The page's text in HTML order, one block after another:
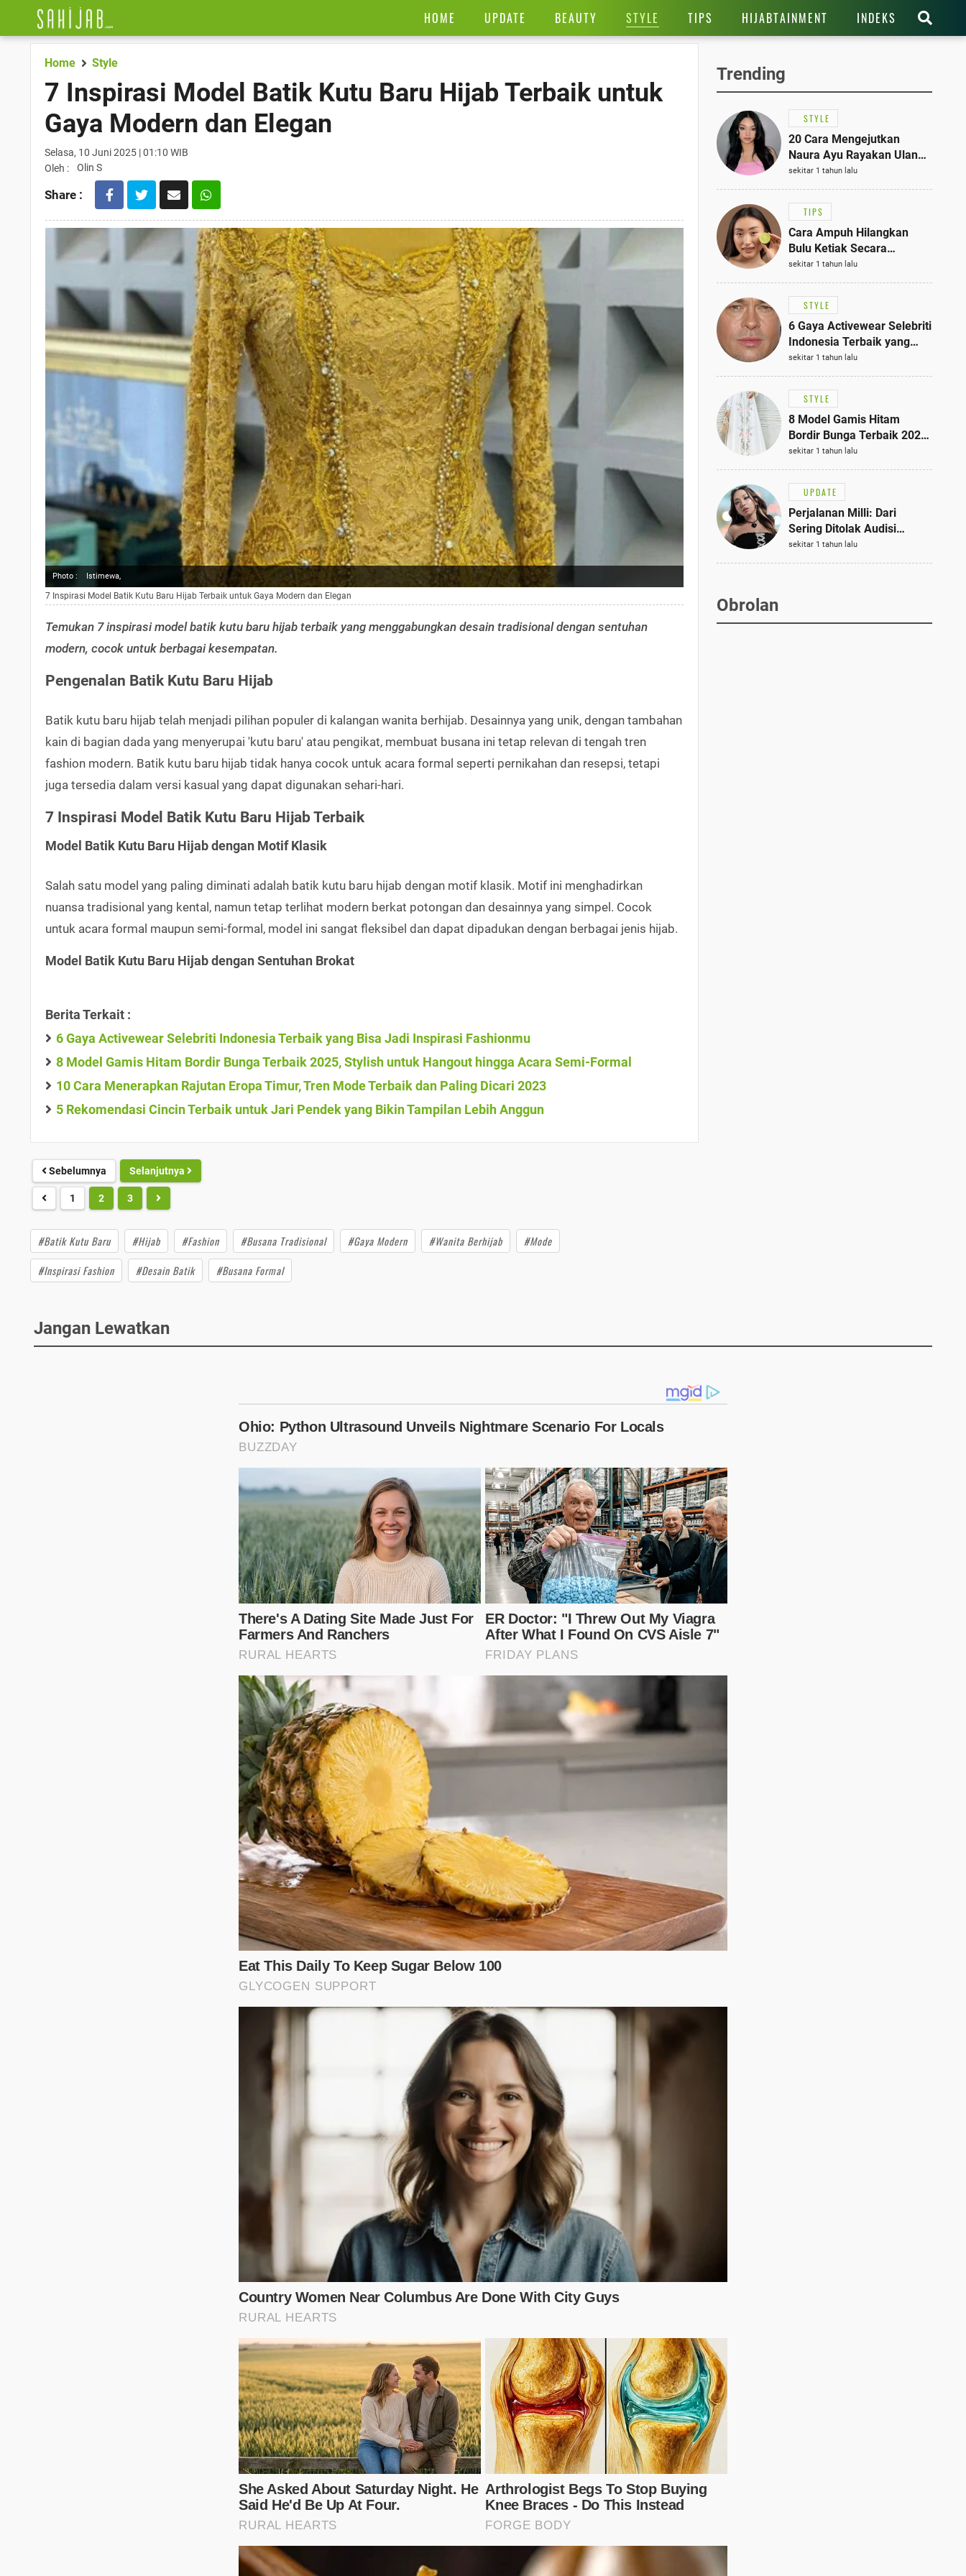
HOME UPDATE BEAUTY STYLE TIPS HIJABTAINMENT INDEKS
Home Style
7 Inspirasi Model Batik Kutu Baru Hijab Terbaik untuk
Gaya Modern dan Elegan
Selasa, 10 Juni 2025 | 01:10 WIB
Oleh :
Olin S
Share :
Photo : Istimewa,
7 Inspirasi Model Batik Kutu Baru Hijab Terbaik untuk Gaya Modern dan Elegan
Temukan 7 inspirasi model batik kutu baru hijab terbaik yang menggabungkan desain tradisional dengan sentuhan
modern, cocok untuk berbagai kesempatan.
Pengenalan Batik Kutu Baru Hijab
Batik kutu baru hijab telah menjadi pilihan populer di kalangan wanita berhijab. Desainnya yang unik, dengan tambahan
kain di bagian dada yang menyerupai 'kutu baru' atau pengikat, membuat busana ini tetap relevan di tengah tren
fashion modern. Batik kutu baru hijab tidak hanya cocok untuk acara formal seperti pernikahan dan resepsi, tetapi
juga tersedia dalam versi kasual yang dapat digunakan sehari-hari.
7 Inspirasi Model Batik Kutu Baru Hijab Terbaik
Model Batik Kutu Baru Hijab dengan Motif Klasik
Salah satu model yang paling diminati adalah batik kutu baru hijab dengan motif klasik. Motif ini menghadirkan
nuansa tradisional yang kental, namun tetap terlihat modern berkat potongan dan desainnya yang simpel. Cocok
untuk acara formal maupun semi-formal, model ini sangat fleksibel dan dapat dipadukan dengan berbagai jenis hijab.
Model Batik Kutu Baru Hijab dengan Sentuhan Brokat
Berita Terkait :
6 Gaya Activewear Selebriti Indonesia Terbaik yang Bisa Jadi Inspirasi Fashionmu
8 Model Gamis Hitam Bordir Bunga Terbaik 2025, Stylish untuk Hangout hingga Acara Semi-Formal
10 Cara Menerapkan Rajutan Eropa Timur, Tren Mode Terbaik dan Paling Dicari 2023
5 Rekomendasi Cincin Terbaik untuk Jari Pendek yang Bikin Tampilan Lebih Anggun
Sebelumnya Selanjutnya
1 2 3
#Batik Kutu Baru #Hijab #Fashion #Busana Tradisional #Gaya Modern #Wanita Berhijab
#Mode
#Inspirasi Fashion
#Desain Batik #Busana Formal
Trending
STYLE
20 Cara Mengejutkan
Naura Ayu Rayakan Ulang
Tahun di Panti Asuhan,
Terlihat Anggun dengan
Kaftan Cokelat
sekitar 1 tahun lalu
TIPS
Cara Ampuh Hilangkan
Bulu Ketiak Secara
Permanen dalam 5
Langkah Sederhana
sekitar 1 tahun lalu
STYLE
6 Gaya Activewear Selebriti
Indonesia Terbaik yang
Bisa Jadi Inspirasi
Fashionmu
sekitar 1 tahun lalu
STYLE
8 Model Gamis Hitam
Bordir Bunga Terbaik 2025,
Stylish untuk Hangout
hingga Acara Semi-Formal
sekitar 1 tahun lalu
UPDATE
Perjalanan Milli: Dari
Sering Ditolak Audisi
hingga Menjadi Rapper Top
10 Thailand
sekitar 1 tahun lalu
Obrolan
Jangan Lewatkan